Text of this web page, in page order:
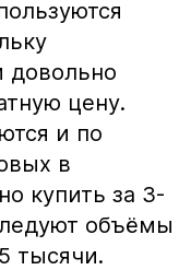
довольно
цену.
и по
в
купить за 3-
объёмы
тысячи.